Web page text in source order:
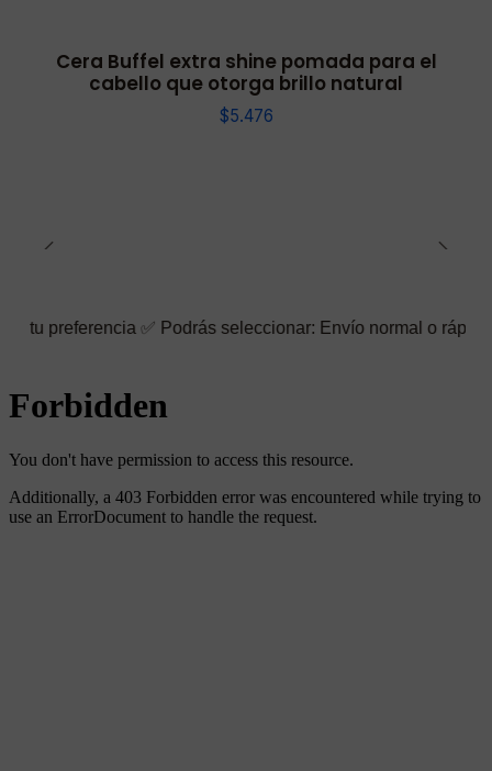
Cera Buffel extra shine pomada para el
cabello que otorga brillo natural
$5.476
✅ Podrás seleccionar: Envío normal o rápido ☑️